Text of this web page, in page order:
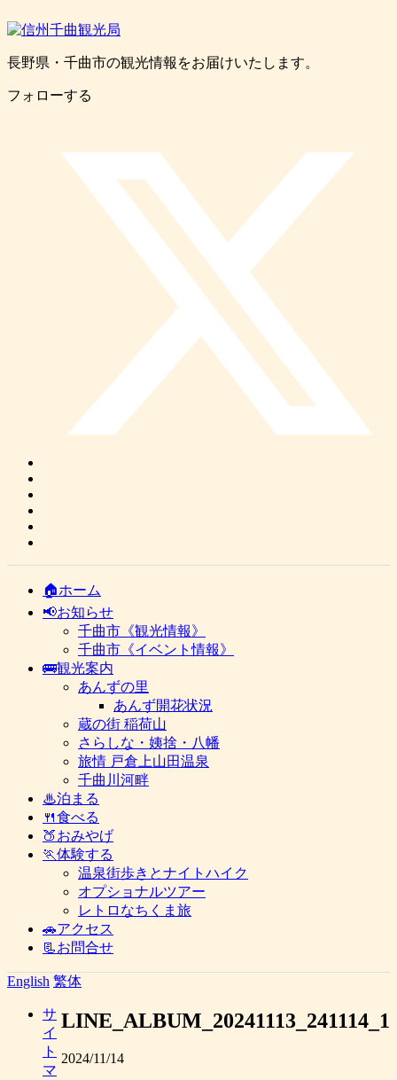
長野県・千曲市の観光情報をお届けいたします。
フォローする
🏠ホーム
📢お知らせ
千曲市《観光情報》
千曲市《イベント情報》
🚌観光案内
あんずの里
あんず開花状況
蔵の街 稲荷山
さらしな・姨捨・八幡
旅情 戸倉上山田温泉
千曲川河畔
♨泊まる
🍴食べる
🍑おみやげ
🏃体験する
温泉街歩きとナイトハイク
オプショナルツアー
レトロなちくま旅
🚗アクセス
📃お問合せ
English 繁体
LINE_ALBUM_20241113_241114_1
2024/11/14
サ
イ
ト
マ